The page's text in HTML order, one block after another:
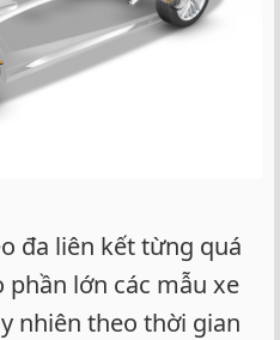
đa liên kết từng quá
lớn các mẫu xe
nhiên theo thời gian